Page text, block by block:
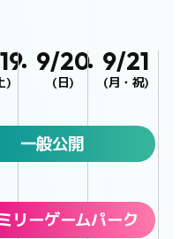
)
9/20
(日)
9/21
(月・祝)
一般公開
リーゲームパーク